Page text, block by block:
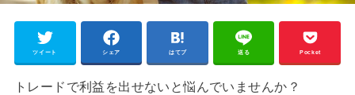
ツイート シェア はてブ 送る Pocket
トレードで利益を出せないと悩んでいませんか？